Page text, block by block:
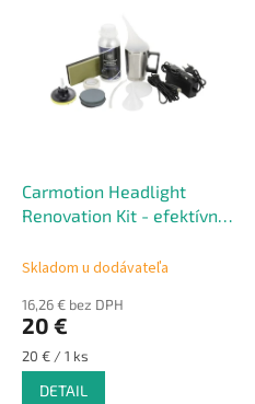
Carmotion Headlight
Renovation Kit - efektívna
Skladom u dodávateľa
16,26 € bez DPH
20 €
Jednotková
cena:
20 € / 1 ks
DETAIL